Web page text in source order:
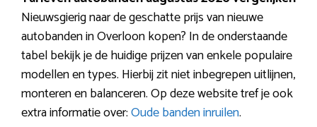
Nieuwsgierig naar de geschatte prijs van nieuwe
autobanden in Overloon kopen? In de onderstaande
tabel bekijk je de huidige prijzen van enkele populaire
modellen en types. Hierbij zit niet inbegrepen uitlijnen,
monteren en balanceren. Op deze website tref je ook
extra informatie over:Oude banden inruilen.